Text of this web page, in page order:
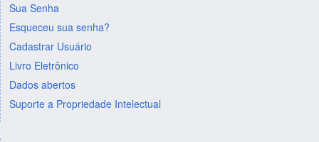
Sua Senha
Esqueceu sua senha?
Cadastrar Usuário
Livro Eletrônico
Dados abertos
Suporte a Propriedade Intelectual